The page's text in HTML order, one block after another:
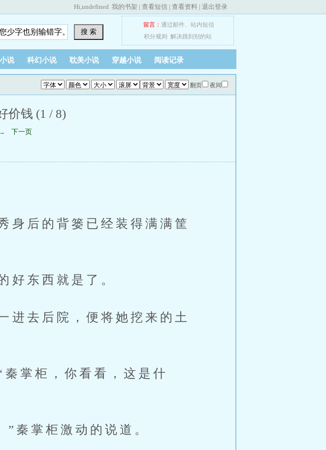
Hi,undefined 我的书架 | 查看短信 | 查看资料 | 退出登录
搜 索
留言： 通过邮件、 站内短信
积分规则
解决跳到别的站
说 科幻小说 耽美小说 穿越小说 阅读记录
翻页 夜间
价钱 (1 / 8)
→ 下一页
后的背篓已经装得满满筐
东西就是了。
去后院，便将她挖来的土
柜，你看看，这是什
掌柜激动的说道。